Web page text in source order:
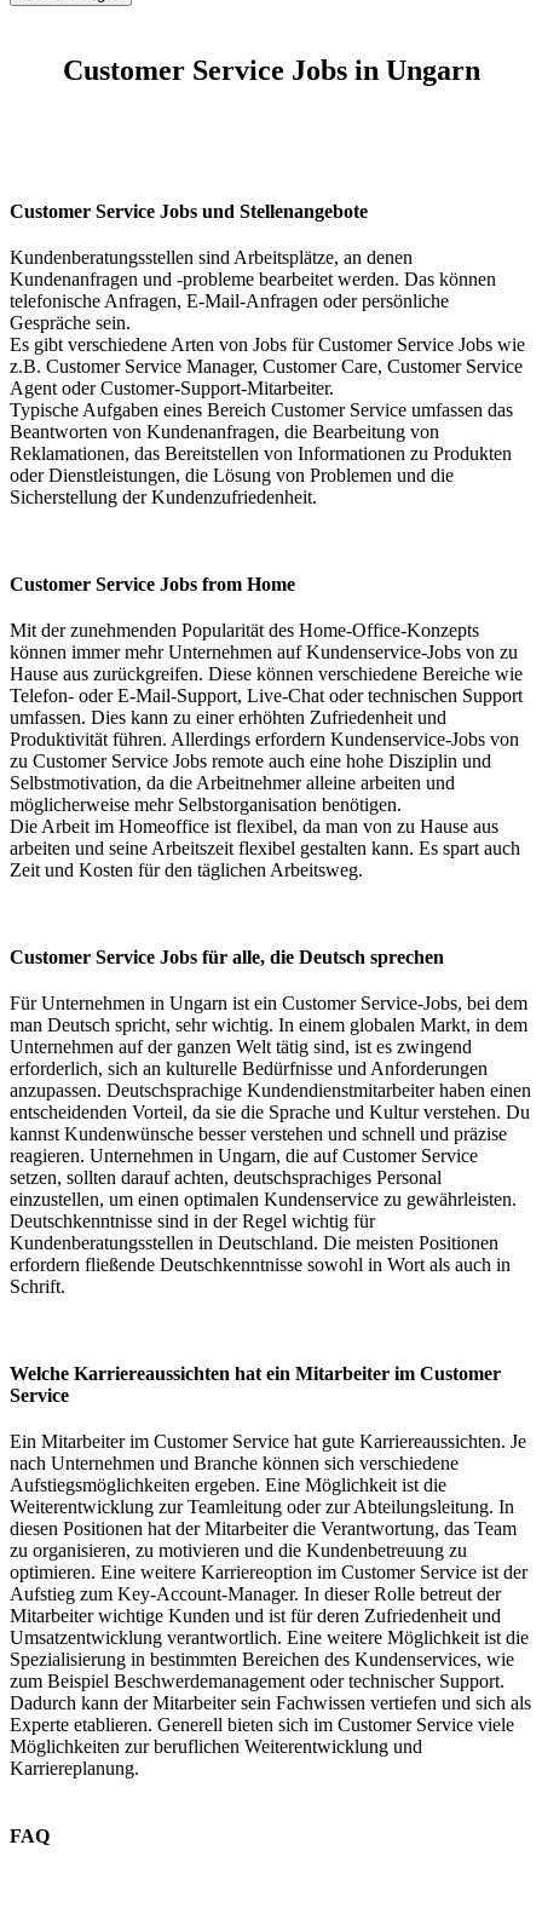
Customer Service Jobs in Ungarn
Customer Service Jobs und Stellenangebote
Kundenberatungsstellen sind Arbeitsplätze, an denen
Kundenanfragen und -probleme bearbeitet werden. Das können
telefonische Anfragen, E-Mail-Anfragen oder persönliche
Gespräche sein.
Es gibt verschiedene Arten von Jobs für Customer Service Jobs wie
z.B. Customer Service Manager, Customer Care, Customer Service
Agent oder Customer-Support-Mitarbeiter.
Typische Aufgaben eines Bereich Customer Service umfassen das
Beantworten von Kundenanfragen, die Bearbeitung von
Reklamationen, das Bereitstellen von Informationen zu Produkten
oder Dienstleistungen, die Lösung von Problemen und die
Sicherstellung der Kundenzufriedenheit.
Customer Service Jobs from Home
Mit der zunehmenden Popularität des Home-Office-Konzepts
können immer mehr Unternehmen auf Kundenservice-Jobs von zu
Hause aus zurückgreifen. Diese können verschiedene Bereiche wie
Telefon- oder E-Mail-Support, Live-Chat oder technischen Support
umfassen. Dies kann zu einer erhöhten Zufriedenheit und
Produktivität führen. Allerdings erfordern Kundenservice-Jobs von
zu Customer Service Jobs remote auch eine hohe Disziplin und
Selbstmotivation, da die Arbeitnehmer alleine arbeiten und
möglicherweise mehr Selbstorganisation benötigen.
Die Arbeit im Homeoffice ist flexibel, da man von zu Hause aus
arbeiten und seine Arbeitszeit flexibel gestalten kann. Es spart auch
Zeit und Kosten für den täglichen Arbeitsweg.
Customer Service Jobs für alle, die Deutsch sprechen
Für Unternehmen in Ungarn ist ein Customer Service-Jobs, bei dem
man Deutsch spricht, sehr wichtig. In einem globalen Markt, in dem
Unternehmen auf der ganzen Welt tätig sind, ist es zwingend
erforderlich, sich an kulturelle Bedürfnisse und Anforderungen
anzupassen. Deutschsprachige Kundendienstmitarbeiter haben einen
entscheidenden Vorteil, da sie die Sprache und Kultur verstehen. Du
kannst Kundenwünsche besser verstehen und schnell und präzise
reagieren. Unternehmen in Ungarn, die auf Customer Service
setzen, sollten darauf achten, deutschsprachiges Personal
einzustellen, um einen optimalen Kundenservice zu gewährleisten.
Deutschkenntnisse sind in der Regel wichtig für
Kundenberatungsstellen in Deutschland. Die meisten Positionen
erfordern fließende Deutschkenntnisse sowohl in Wort als auch in
Schrift.
Welche Karriereaussichten hat ein Mitarbeiter im Customer
Service
Ein Mitarbeiter im Customer Service hat gute Karriereaussichten. Je
nach Unternehmen und Branche können sich verschiedene
Aufstiegsmöglichkeiten ergeben. Eine Möglichkeit ist die
Weiterentwicklung zur Teamleitung oder zur Abteilungsleitung. In
diesen Positionen hat der Mitarbeiter die Verantwortung, das Team
zu organisieren, zu motivieren und die Kundenbetreuung zu
optimieren. Eine weitere Karriereoption im Customer Service ist der
Aufstieg zum Key-Account-Manager. In dieser Rolle betreut der
Mitarbeiter wichtige Kunden und ist für deren Zufriedenheit und
Umsatzentwicklung verantwortlich. Eine weitere Möglichkeit ist die
Spezialisierung in bestimmten Bereichen des Kundenservices, wie
zum Beispiel Beschwerdemanagement oder technischer Support.
Dadurch kann der Mitarbeiter sein Fachwissen vertiefen und sich als
Experte etablieren. Generell bieten sich im Customer Service viele
Möglichkeiten zur beruflichen Weiterentwicklung und
Karriereplanung.
FAQ